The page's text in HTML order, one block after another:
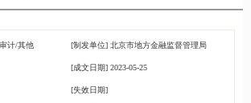
计/其他 [制发单位] 北京市地方金融监督管理局
[成文日期] 2023-05-25
[失效日期]